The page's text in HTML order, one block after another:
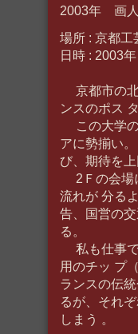
2003年 画
場所 : 京都
日時 : 2003
京都市の北
ンスのポス
この大学の
アに勢揃い
び、期待を
2Ｆの会場
流れが 分る
告、国営の
る。
私も仕事で
用のチッ プ
ランスの伝
るが、それ
しまう 。